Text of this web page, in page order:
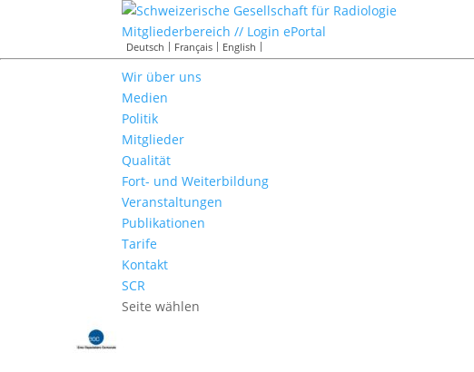
Mitgliederbereich // Login ePortal
Deutsch Français English
Wir über uns
Medien
Politik
Mitglieder
Qualität
Fort- und Weiterbildung
Veranstaltungen
Publikationen
Tarife
Kontakt
SCR
Seite wählen